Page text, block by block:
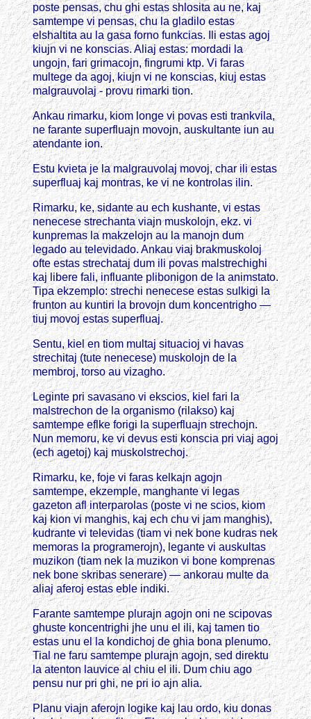
poste pensas, chu ghi estas shlosita au ne, kaj
samtempe vi pensas, chu la gladilo estas
elshaltita au la gasa forno funkcias. Ili estas agoj
kiujn vi ne konscias. Aliaj estas: mordadi la
ungojn, fari grimacojn, fingrumi ktp. Vi faras
multege da agoj, kiujn vi ne konscias, kiuj estas
malgrauvolaj - provu rimarki tion.
Ankau rimarku, kiom longe vi povas esti trankvila,
ne farante superfluajn movojn, auskultante iun au
atendante ion.
Estu kvieta je la malgrauvolaj movoj, char ili estas
superfluaj kaj montras, ke vi ne kontrolas ilin.
Rimarku, ke, sidante au ech kushante, vi estas
nenecese strechanta viajn muskolojn, ekz. vi
kunpremas la makzelojn au la manojn dum
legado au televidado. Ankau viaj brakmuskoloj
ofte estas strechataj dum ili povas malstrechighi
kaj libere fali, influante plibonigon de la animstato.
Tipa ekzemplo: strechi nenecese estas sulkigi la
frunton au kuntiri la brovojn dum koncentrigho —
tiuj movoj estas superfluaj.
Sentu, kiel en tiom multaj situacioj vi havas
strechitaj (tute nenecese) muskolojn de la
membroj, torso au vizagho.
Leginte pri savasano vi ekscios, kiel fari la
malstrechon de la organismo (rilakso) kaj
samtempe eflke forigi la superfluajn strechojn.
Nun memoru, ke vi devus esti konscia pri viaj agoj
(ech agetoj) kaj muskolstrechoj.
Rimarku, ke, foje vi faras kelkajn agojn
samtempe, ekzemple, manghante vi legas
gazeton afl interparolas (poste vi ne scios, kiom
kaj kion vi manghis, kaj ech chu vi jam manghis),
kudrante vi televidas (tiam vi nek bone kudras nek
memoras la programerojn), legante vi auskultas
muzikon (tiam nek la muzikon vi bone komprenas
nek bone skribas senerare) — ankorau multe da
aliaj aferoj estas eble indiki.
Farante samtempe plurajn agojn oni ne scipovas
ghuste koncentrighi jhe unu el ili, kaj tamen tio
estas unu el la kondichoj de ghia bona plenumo.
Tial ne faru samtempe plurajn agojn, sed direktu
la atenton lauvice al chiu el ili. Dum chiu ago
pensu nur pri ghi, ne pri io ajn alia.
Planu viajn aferojn logike kaj lau ordo, kiu donas